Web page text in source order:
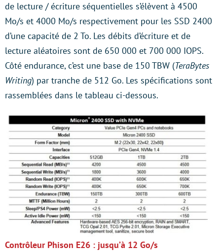
de lecture / écriture séquentielles s’élèvent à 4500
Mo/s et 4000 Mo/s respectivement pour les SSD 2400
d’une capacité de 2 To. Les débits d’écriture et de
lecture aléatoires sont de 650 000 et 700 000 IOPS.
Côté endurance, c’est une base de 150 TBW (TeraBytes
Writing) par tranche de 512 Go. Les spécifications sont
rassemblées dans le tableau ci-dessous.
Contrôleur Phison E26 : jusqu’à 12 Go/s